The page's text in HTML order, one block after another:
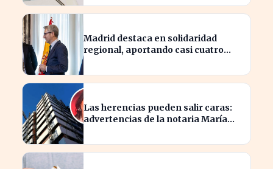
Madrid destaca en solidaridad
regional, aportando casi cuatro
Las herencias pueden salir caras:
advertencias de la notaria María